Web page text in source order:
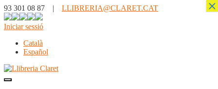
93 301 08 87 | LLIBRERIA@CLARET.CAT
Iniciar sessió
Català
Español
×